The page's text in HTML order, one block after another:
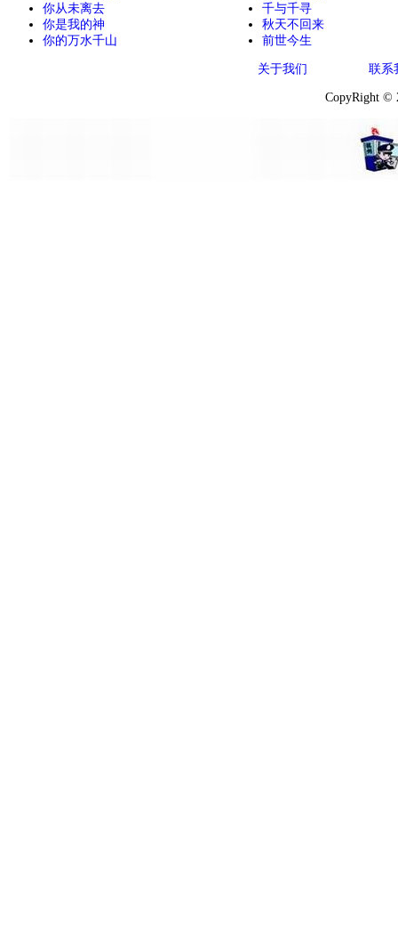
你从未离去
你是我的神
你的万水千山
千与千寻
秋天不回来
前世今生
关于我们 联系
CopyRight ©